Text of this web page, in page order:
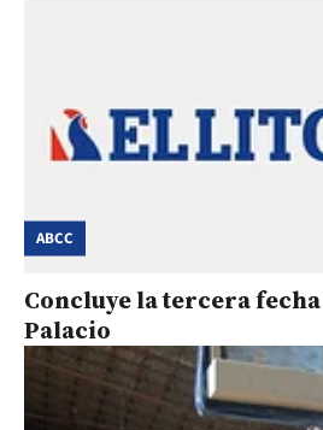
ABCC
Concluye la tercera
Palacio